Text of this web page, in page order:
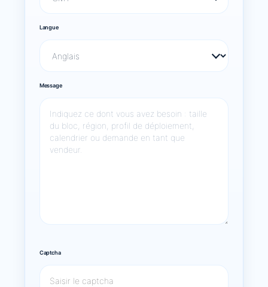
Langue
Message
Captcha